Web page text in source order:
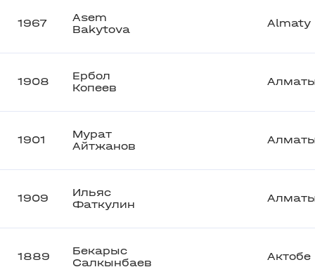
1967
Asem
Bakytova
Almaty
1908
Ербол
Копеев
1901
Мурат
Айтжанов
1909
Ильяс
Фаткулин
1889
Бекарыс
Салкынбаев
Актобе